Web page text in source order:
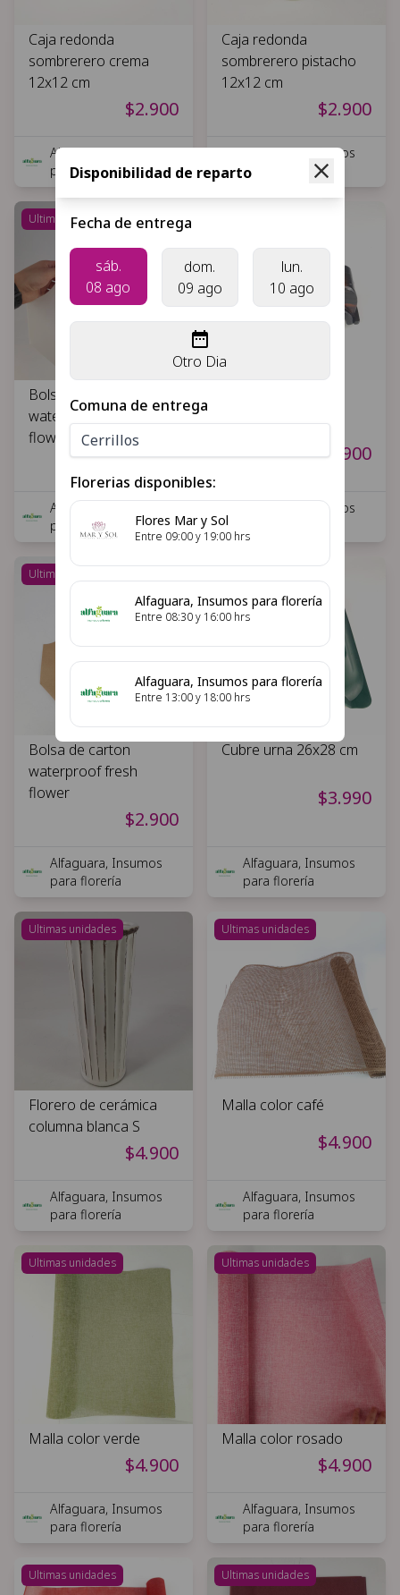
Caja redonda
sombrerero crema
12x12 cm
$2.900
Alfaguara, Insumos
para florería
Caja redonda
sombrerero pistacho
12x12 cm
$2.900
Alfaguara, Insumos
para florería
Ultimas unidades
Bolsa de carton
waterproof fresh
flower blanca
$2.900
Alfaguara, Insumos
para florería
$2.900
Alfaguara, Insumos
Ultimas unidades
Bolsa de carton
waterproof fresh
flower
$2.900
Alfaguara, Insumos
para florería
Cubre urna 26x28 cm
$3.990
Alfaguara, Insumos
para florería
Ultimas unidades
Florero de cerámica
columna blanca S
$4.900
Alfaguara, Insumos
para florería
Ultimas unidades
Malla color café
$4.900
Alfaguara, Insumos
para florería
Ultimas unidades
Malla color verde
$4.900
Alfaguara, Insumos
para florería
Ultimas unidades
Malla color rosado
$4.900
Alfaguara, Insumos
para florería
Ultimas unidades Ultimas unidades
Disponibilidad de reparto
Fecha de entrega
sáb.
08 ago
dom.
09 ago
lun.
10 ago
Otro Dia
Comuna de entrega
Florerias disponibles:
Flores Mar y Sol
Entre 09:00y 19:00 hrs
Alfaguara, Insumos para florería
Entre 08:30y 16:00 hrs
Alfaguara, Insumos para florería
Entre 13:00y 18:00 hrs